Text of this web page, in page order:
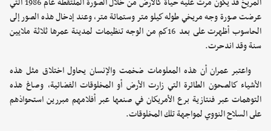
عرضت صورة وجه مريخي طوله كيلو متر وستمائة متر، وعند إدخال هذه الصور إلى
الحاسوب أظهرت على بعد 16كم من الوجه تنظيمات لمدينة عمرها ثلاثة ملايين
سنة وقد اندحرت.
واعتبر عمران أن هذه المعلومات ضخمت والإنسان يحاول اختلاق مثل هذه
الأشياء كالصحون الطائرة التي زارت الأرض أو المخلوقات الفضائية، وصاغ هذه
التوهمات عبر فنتازية برع الأمريكان في صنعها عبر أفلامهم مبررين استحواذهم
على السلاح النووي لمواجهة تلك المخلوقات.